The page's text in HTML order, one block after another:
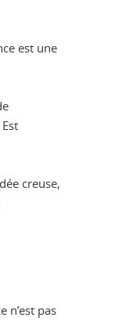
est une
creuse,
n’est pas